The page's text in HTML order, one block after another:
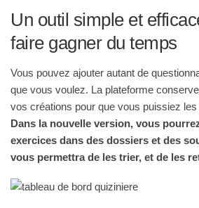
Un outil simple et
faire gagner du temps
Vous pouvez ajouter autant de
que vous voulez. La plateforme
vos créations pour que vous puissiez
Dans la nouvelle version, vous
exercices dans des dossiers et des
vous permettra de les trier, et de les